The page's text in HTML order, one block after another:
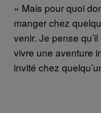
« Mais pour quoi
manger chez
venir. Je pense
vivre une aventure
invité chez